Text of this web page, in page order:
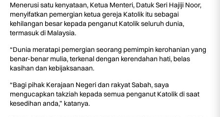
Menerusi satu kenyataan, Ketua Menteri, Datuk Seri Hajiji Noor,
menyifatkan pemergian ketua gereja Katolik itu sebagai
kehilangan besar kepada penganut Katolik seluruh dunia,
termasuk di Malaysia.
“Dunia meratapi pemergian seorang pemimpin kerohanian yang
benar-benar mulia, terkenal dengan kerendahan hati, belas
kasihan dan kebijaksanaan.
“Bagi pihak Kerajaan Negeri dan rakyat Sabah, saya
mengucapkan takziah kepada semua penganut Katolik di saat
kesedihan anda,” katanya.